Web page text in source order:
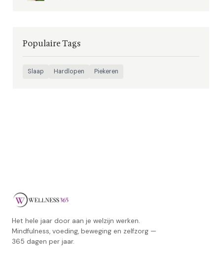
Populaire Tags
Slaap Hardlopen Piekeren
Het hele jaar door aan je welzijn werken.
Mindfulness, voeding, beweging en zelfzorg —
365 dagen per jaar.